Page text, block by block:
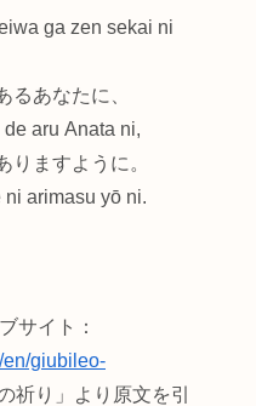
ga zen sekai ni
るあなたに、
aru Anata ni,
りますように。
arimasu yō ni.
サイト：
en/giubileo-
祈り」より原文を引